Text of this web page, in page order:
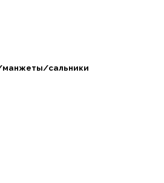
сальники